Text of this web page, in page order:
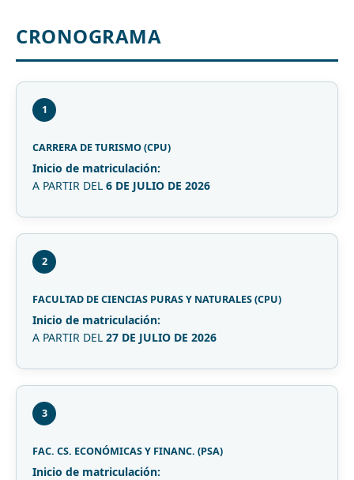
CRONOGRAMA
1
CARRERA DE TURISMO (CPU)
Inicio de matriculación:
A PARTIR DEL 6 DE JULIO DE 2026
2
FACULTAD DE CIENCIAS PURAS Y NATURALES (CPU)
Inicio de matriculación:
A PARTIR DEL 27 DE JULIO DE 2026
3
FAC. CS. ECONÓMICAS Y FINANC. (PSA)
Inicio de matriculación: